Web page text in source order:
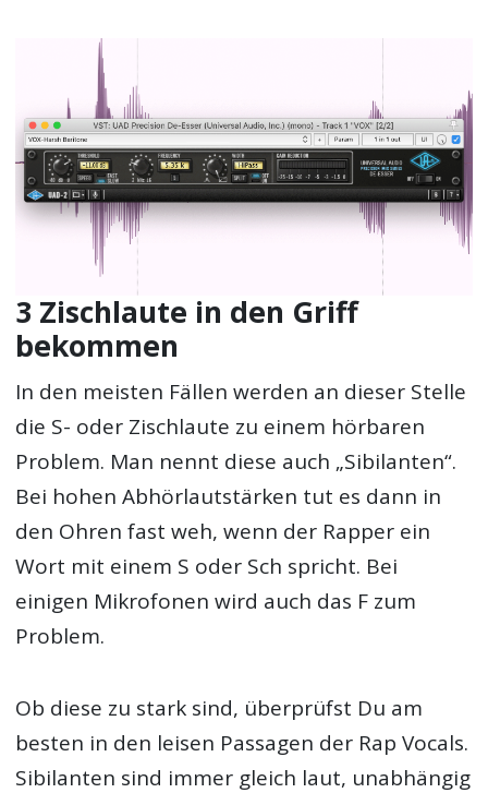
3 Zischlaute in den Griff
bekommen
In den meisten Fällen werden an dieser Stelle
die S- oder Zischlaute zu einem hörbaren
Problem. Man nennt diese auch „Sibilanten“.
Bei hohen Abhörlautstärken tut es dann in
den Ohren fast weh, wenn der Rapper ein
Wort mit einem S oder Sch spricht. Bei
einigen Mikrofonen wird auch das F zum
Problem.
Ob diese zu stark sind, überprüfst Du am
besten in den leisen Passagen der Rap Vocals.
Sibilanten sind immer gleich laut, unabhängig